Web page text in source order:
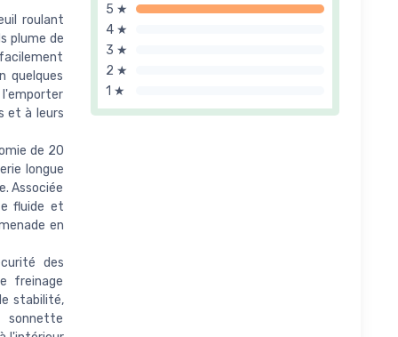
5 ★
4 ★
3 ★
2 ★
1 ★
roulant
plume de
quelques
et à leurs
de 20
longue
Associée
fluide et
en
des
freinage
stabilité,